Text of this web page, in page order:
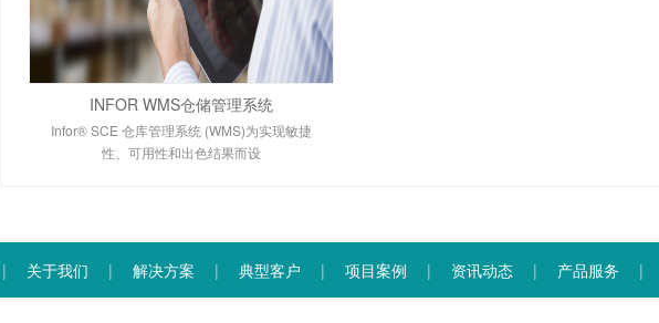
INFOR WMS仓储管理系统
Infor® SCE 仓库管理系统 (WMS)为实现敏捷
性、可用性和出色结果而设
| 关于我们 | 解决方案 | 典型客户 | 项目案例 | 资讯动态 | 产品服务 |